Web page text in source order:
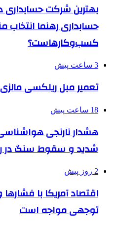
بهترین شرکت
حسابداری رهنما انتخاب
کسب‌وکارهاست؟
3 ساعت پیش
تعمیر مبل ریلکسی
18 ساعت پیش
شدید و سقوط سنگ در
2 روز پیش
اقتصاد آمریکا با
توجهی مواجه است